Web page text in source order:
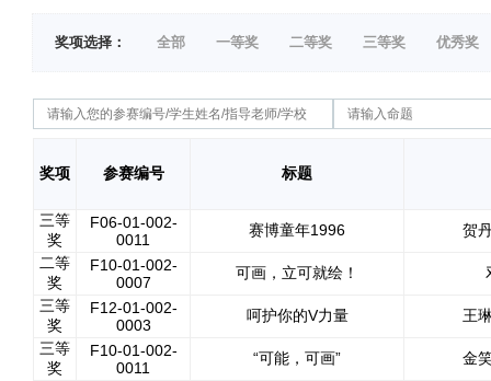
奖项选择： 全部 一等奖 二等奖 三等奖 优秀奖
奖项 参赛编号 标题
三等
奖
F06-01-002-
0011
赛博童年1996
贺
二等
奖
F10-01-002-
0007
可画，立可就绘！
三等
奖
F12-01-002-
0003
呵护你的V力量
王
三等
奖
F10-01-002-
0011
“可能，可画”
金